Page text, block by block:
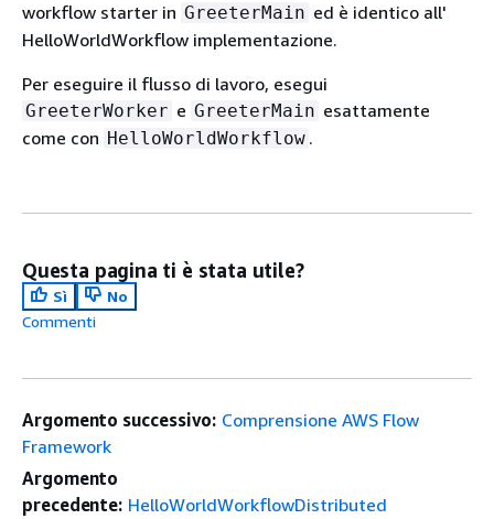
workflow starter in GreeterMain ed è identico all'
HelloWorldWorkflow implementazione.
Per eseguire il flusso di lavoro, esegui
GreeterWorker e GreeterMain esattamente
come con HelloWorldWorkflow .
Questa pagina ti è stata utile?
Sì
No
Commenti
Argomento successivo: Comprensione AWS Flow
Framework
Argomento
precedente: HelloWorldWorkflowDistributed